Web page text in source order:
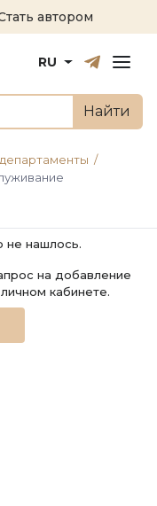
автором
РусскийEnglish
RU
Найти
/
не нашлось.
на добавление
кабинете.